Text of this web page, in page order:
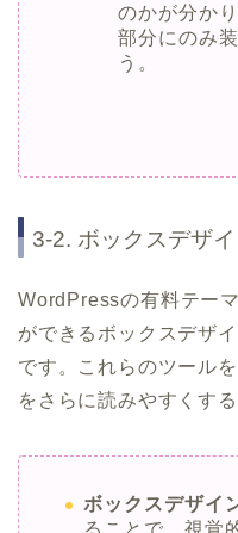
のかが分か
部分にのみ
う。
3-2. ボックスデザ
WordPressの有料テー
ができるボックスデザ
です。これらのツール
をさらに読みやすくす
ボックスデザイ
ることで、視覚